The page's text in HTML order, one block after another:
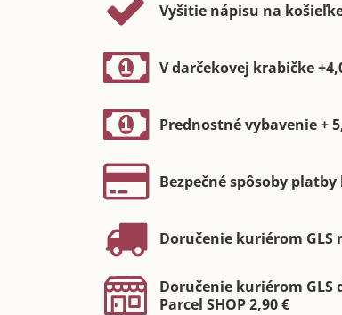
Vyšitie nápisu na
V darčekovej krabičke
Prednostné vybavenie +
Bezpečné spôsoby
Doručenie kuriérom GLS
Doručenie kuriérom GLS
Parcel SHOP 2,90 €